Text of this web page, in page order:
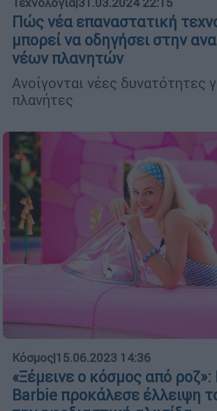
Πώς νέα επαναστατική
μπορεί να οδηγήσει στην
νέων πλανητών
Ανοίγονται νέες δυνατότητες
πλανήτες
Κόσμος|15.06.2023 14:36
«Ξέμεινε ο κόσμος από
Barbie προκάλεσε έλλειψη